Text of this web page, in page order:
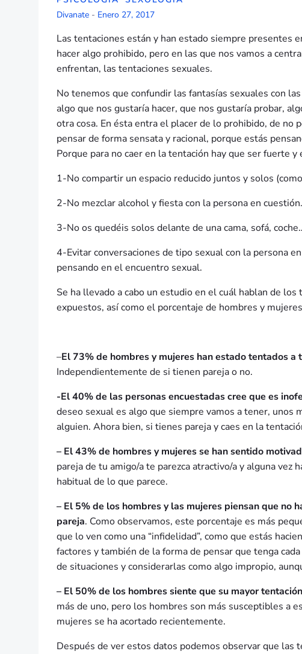
Divanate - Enero 27, 2017
Las tentaciones están y han estado siempre presentes
hacer algo prohibido, pero en las que nos vamos a
enfrentan, las tentaciones sexuales.
No tenemos que confundir las fantasías sexuales con
algo que nos gustaría hacer, que nos gustaría probar,
otra cosa. En ésta entra el placer de lo prohibido, de no
pensar de forma sensata y racional, porque estás
Porque para no caer en la tentación hay que ser fuerte
1-No compartir un espacio reducido juntos y solos
2-No mezclar alcohol y fiesta con la persona en cuestión.
3-No os quedéis solos delante de una cama, sofá,
4-Evitar conversaciones de tipo sexual con la persona
pensando en el encuentro sexual.
Se ha llevado a cabo un estudio en el cuál hablan de
expuestos, así como el porcentaje de hombres y
–El 73% de hombres y mujeres han estado tentados a
Independientemente de si tienen pareja o no.
-El 40% de las personas encuestadas cree que es
deseo sexual es algo que siempre vamos a tener,
alguien. Ahora bien, si tienes pareja y caes en la
– El 43% de hombres y mujeres se han sentido
pareja de tu amigo/a te parezca atractivo/a y alguna vez
habitual de lo que parece.
– El 5% de los hombres y las mujeres piensan que no
pareja. Como observamos, este porcentaje es más
que lo ven como una “infidelidad”, como que estás
factores y también de la forma de pensar que tenga
de situaciones y considerarlas como algo impropio,
– El 50% de los hombres siente que su mayor
más de uno, pero los hombres son más susceptibles a
mujeres se ha acortado recientemente.
Después de ver estos datos podemos observar que las